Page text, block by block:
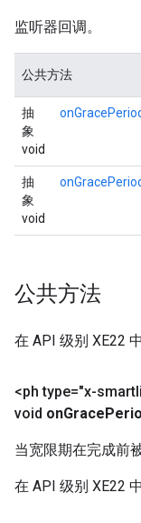
监听器回调。
公共方法
抽
象
void
抽
象
void
公共方法
在 API 级别 XE22
<ph type="x-
void onGrace
当宽限期在完成前
在 API 级别 XE22